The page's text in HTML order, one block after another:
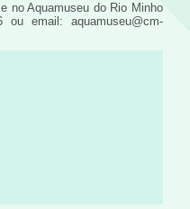
no Aquamuseu do Rio Minho
email: aquamuseu@cm-